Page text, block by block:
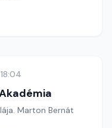
18:04
Marton Bernát